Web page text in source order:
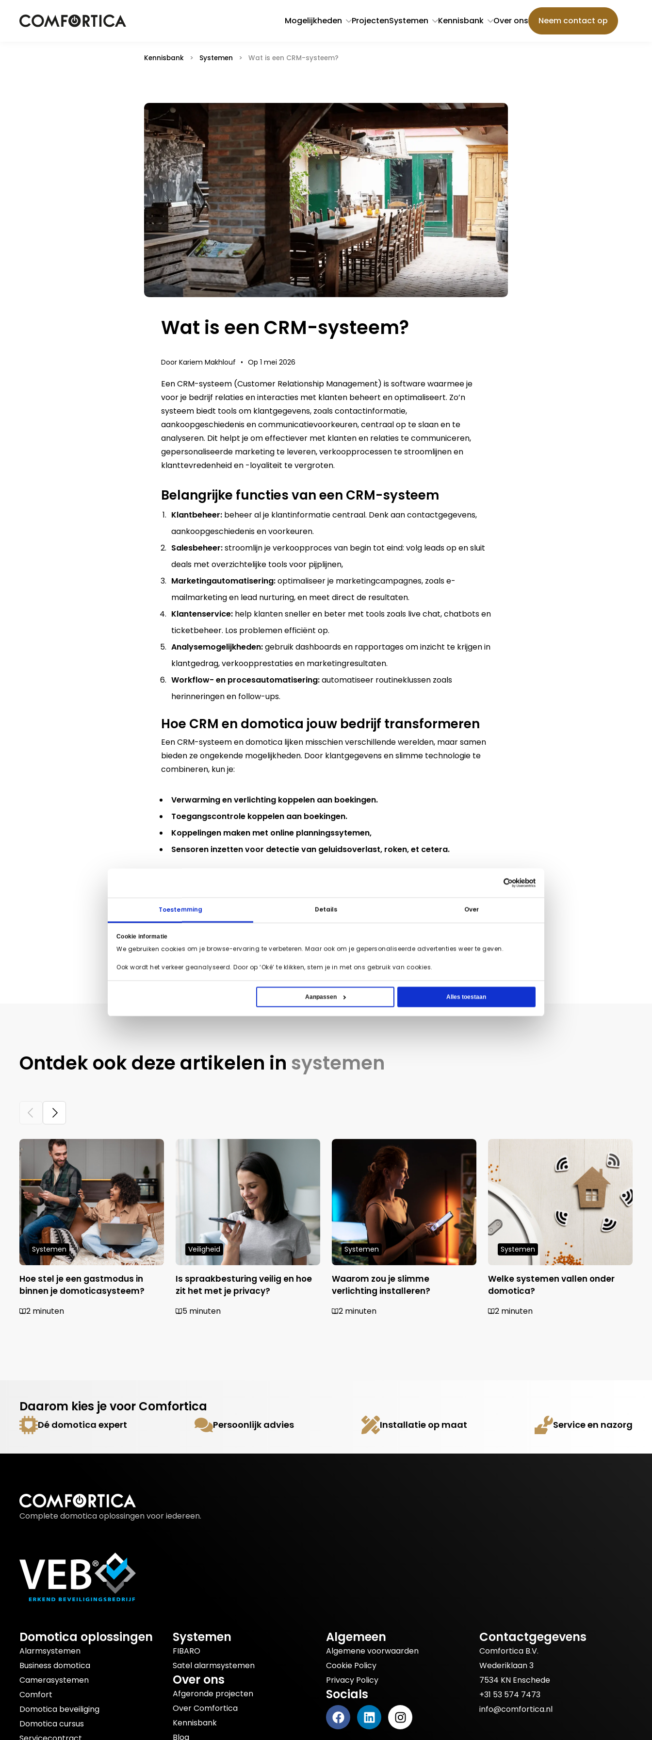
Toestemming Details Over
Cookie informatie
We gebruiken cookies om je browse-ervaring te verbeteren. Maar ook om je gepersonaliseerde advertenties weer te geven.
Ook wordt het verkeer geanalyseerd. Door op ‘Oké’ te klikken, stem je in met ons gebruik van cookies.
Aanpassen Alles toestaan
Mogelijkheden ProjectenSystemen Kennisbank Over ons Neem contact op
Kennisbank > Systemen > Wat is een CRM-systeem?
Wat is een CRM-systeem?
Door Kariem Makhlouf • Op 1 mei 2026
Een CRM-systeem (Customer Relationship Management) is software waarmee je
voor je bedrijf relaties en interacties met klanten beheert en optimaliseert. Zo’n
systeem biedt tools om klantgegevens, zoals contactinformatie,
aankoopgeschiedenis en communicatievoorkeuren, centraal op te slaan en te
analyseren. Dit helpt je om effectiever met klanten en relaties te communiceren,
gepersonaliseerde marketing te leveren, verkoopprocessen te stroomlijnen en
klanttevredenheid en -loyaliteit te vergroten.
Belangrijke functies van een CRM-systeem
Klantbeheer: beheer al je klantinformatie centraal. Denk aan contactgegevens,
aankoopgeschiedenis en voorkeuren.
Salesbeheer:stroomlijn je verkoopproces van begin tot eind: volg leads op en sluit
deals met overzichtelijke tools voor pijplijnen,
Marketingautomatisering:optimaliseer je marketingcampagnes, zoals e-
mailmarketing en lead nurturing, en meet direct de resultaten.
Klantenservice: help klanten sneller en beter met tools zoals live chat, chatbots en
ticketbeheer. Los problemen efficiënt op.
Analysemogelijkheden:gebruik dashboards en rapportages om inzicht te krijgen in
klantgedrag, verkoopprestaties en marketingresultaten.
Workflow- en procesautomatisering:automatiseer routineklussen zoals
herinneringen en follow-ups.
Hoe CRM en domotica jouw bedrijf transformeren
Een CRM-systeem en domotica lijken misschien verschillende werelden, maar samen
bieden ze ongekende mogelijkheden. Door klantgegevens en slimme technologie te
combineren, kun je:
Verwarming en verlichting koppelen aan boekingen.
Toegangscontrole koppelen aan boekingen.
Koppelingen maken met online planningssytemen,
Sensoren inzetten voor detectie van geluidsoverlast, roken, et cetera.
Kariem Makhlouf
Ontdek ook deze artikelen in systemen
Systemen
Hoe stel je een gastmodus in
binnen je domoticasysteem?
2 minuten
Veiligheid
Is spraakbesturing veilig en hoe
zit het met je privacy?
5 minuten
Systemen
Waarom zou je slimme
verlichting installeren?
2 minuten
Systemen
Welke systemen vallen onder
domotica?
2 minuten
Daarom kies je voor Comfortica
Dé domotica expert Persoonlijk advies Installatie op maat Service en nazorg
Complete domotica oplossingen voor iedereen.
Domotica oplossingen
Alarmsystemen
Business domotica
Camerasystemen
Comfort
Domotica beveiliging
Domotica cursus
Systemen
FIBARO
Satel alarmsystemen
Over ons
Afgeronde projecten
Over Comfortica
Kennisbank
Blog
Algemeen
Algemene voorwaarden
Cookie Policy
Privacy Policy
Socials
Contactgegevens
Comfortica B.V.
Wederiklaan 3
7534 KN Enschede
+31 53 574 7473
info@comfortica.nl